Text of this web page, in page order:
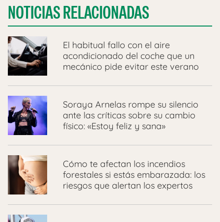
NOTICIAS RELACIONADAS
El habitual fallo con el aire
acondicionado del coche que un
mecánico pide evitar este verano
Soraya Arnelas rompe su silencio
ante las críticas sobre su cambio
físico: «Estoy feliz y sana»
Cómo te afectan los incendios
forestales si estás embarazada: los
riesgos que alertan los expertos